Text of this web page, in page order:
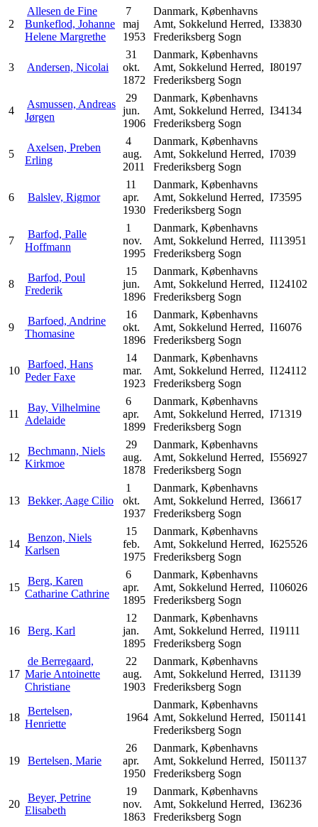
2
Allesen de Fine
Bunkeflod, Johanne
Helene Margrethe
7
maj
1953
Danmark, Københavns
Amt, Sokkelund Herred,
Frederiksberg Sogn
I33830
3 Andersen, Nicolai
31
okt.
1872
Danmark, Københavns
Amt, Sokkelund Herred,
Frederiksberg Sogn
I80197
4
Asmussen, Andreas
Jørgen
29
jun.
1906
Danmark, Københavns
Amt, Sokkelund Herred,
Frederiksberg Sogn
I34134
5
Axelsen, Preben
Erling
4
aug.
2011
Danmark, Københavns
Amt, Sokkelund Herred,
Frederiksberg Sogn
I7039
6 Balslev, Rigmor
11
apr.
1930
Danmark, Københavns
Amt, Sokkelund Herred,
Frederiksberg Sogn
I73595
7
Barfod, Palle
Hoffmann
1
nov.
1995
Danmark, Københavns
Amt, Sokkelund Herred,
Frederiksberg Sogn
I113951
8
Barfod, Poul
Frederik
15
jun.
1896
Danmark, Københavns
Amt, Sokkelund Herred,
Frederiksberg Sogn
I124102
9
Barfoed, Andrine
Thomasine
16
okt.
1896
Danmark, Københavns
Amt, Sokkelund Herred,
Frederiksberg Sogn
I16076
10
Barfoed, Hans
Peder Faxe
14
mar.
1923
Danmark, Københavns
Amt, Sokkelund Herred,
Frederiksberg Sogn
I124112
11
Bay, Vilhelmine
Adelaide
6
apr.
1899
Danmark, Københavns
Amt, Sokkelund Herred,
Frederiksberg Sogn
I71319
12
Bechmann, Niels
Kirkmoe
29
aug.
1878
Danmark, Københavns
Amt, Sokkelund Herred,
Frederiksberg Sogn
I556927
13 Bekker, Aage Cilio
1
okt.
1937
Danmark, Københavns
Amt, Sokkelund Herred,
Frederiksberg Sogn
I36617
14
Benzon, Niels
Karlsen
15
feb.
1975
Danmark, Københavns
Amt, Sokkelund Herred,
Frederiksberg Sogn
I625526
15
Berg, Karen
Catharine Cathrine
6
apr.
1895
Danmark, Københavns
Amt, Sokkelund Herred,
Frederiksberg Sogn
I106026
16 Berg, Karl
12
jan.
1895
Danmark, Københavns
Amt, Sokkelund Herred,
Frederiksberg Sogn
I19111
17
de Berregaard,
Marie Antoinette
Christiane
22
aug.
1903
Danmark, Københavns
Amt, Sokkelund Herred,
Frederiksberg Sogn
I31139
18
Bertelsen,
Henriette
1964
Danmark, Københavns
Amt, Sokkelund Herred,
Frederiksberg Sogn
I501141
19 Bertelsen, Marie
26
apr.
1950
Danmark, Københavns
Amt, Sokkelund Herred,
Frederiksberg Sogn
I501137
20
Beyer, Petrine
Elisabeth
19
nov.
1863
Danmark, Københavns
Amt, Sokkelund Herred,
Frederiksberg Sogn
I36236